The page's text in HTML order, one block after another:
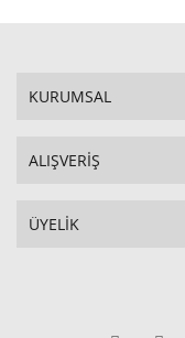
KURUMSAL
ALIŞVERİŞ
ÜYELİK